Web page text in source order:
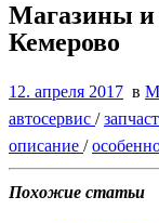
Магазины и
Кемерово
12. апреля 2017 в
автосервис /
описание /
Похожие статьи